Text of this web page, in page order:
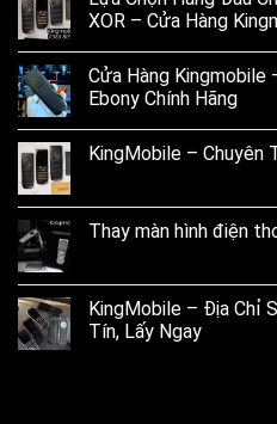
XOR – Cửa Hàng
Cửa Hàng Kingmobile
Ebony Chính Hãng
KingMobile – Chuyên
Thay màn hình điện
KingMobile – Địa Chỉ
Tín, Lấy Ngay